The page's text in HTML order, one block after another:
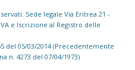
Sede legale Via Eritrea 21 -
e Iscrizione al Registro delle
del 05/03/2014 (Precedentemente
n. 4273 del 07/04/1973)